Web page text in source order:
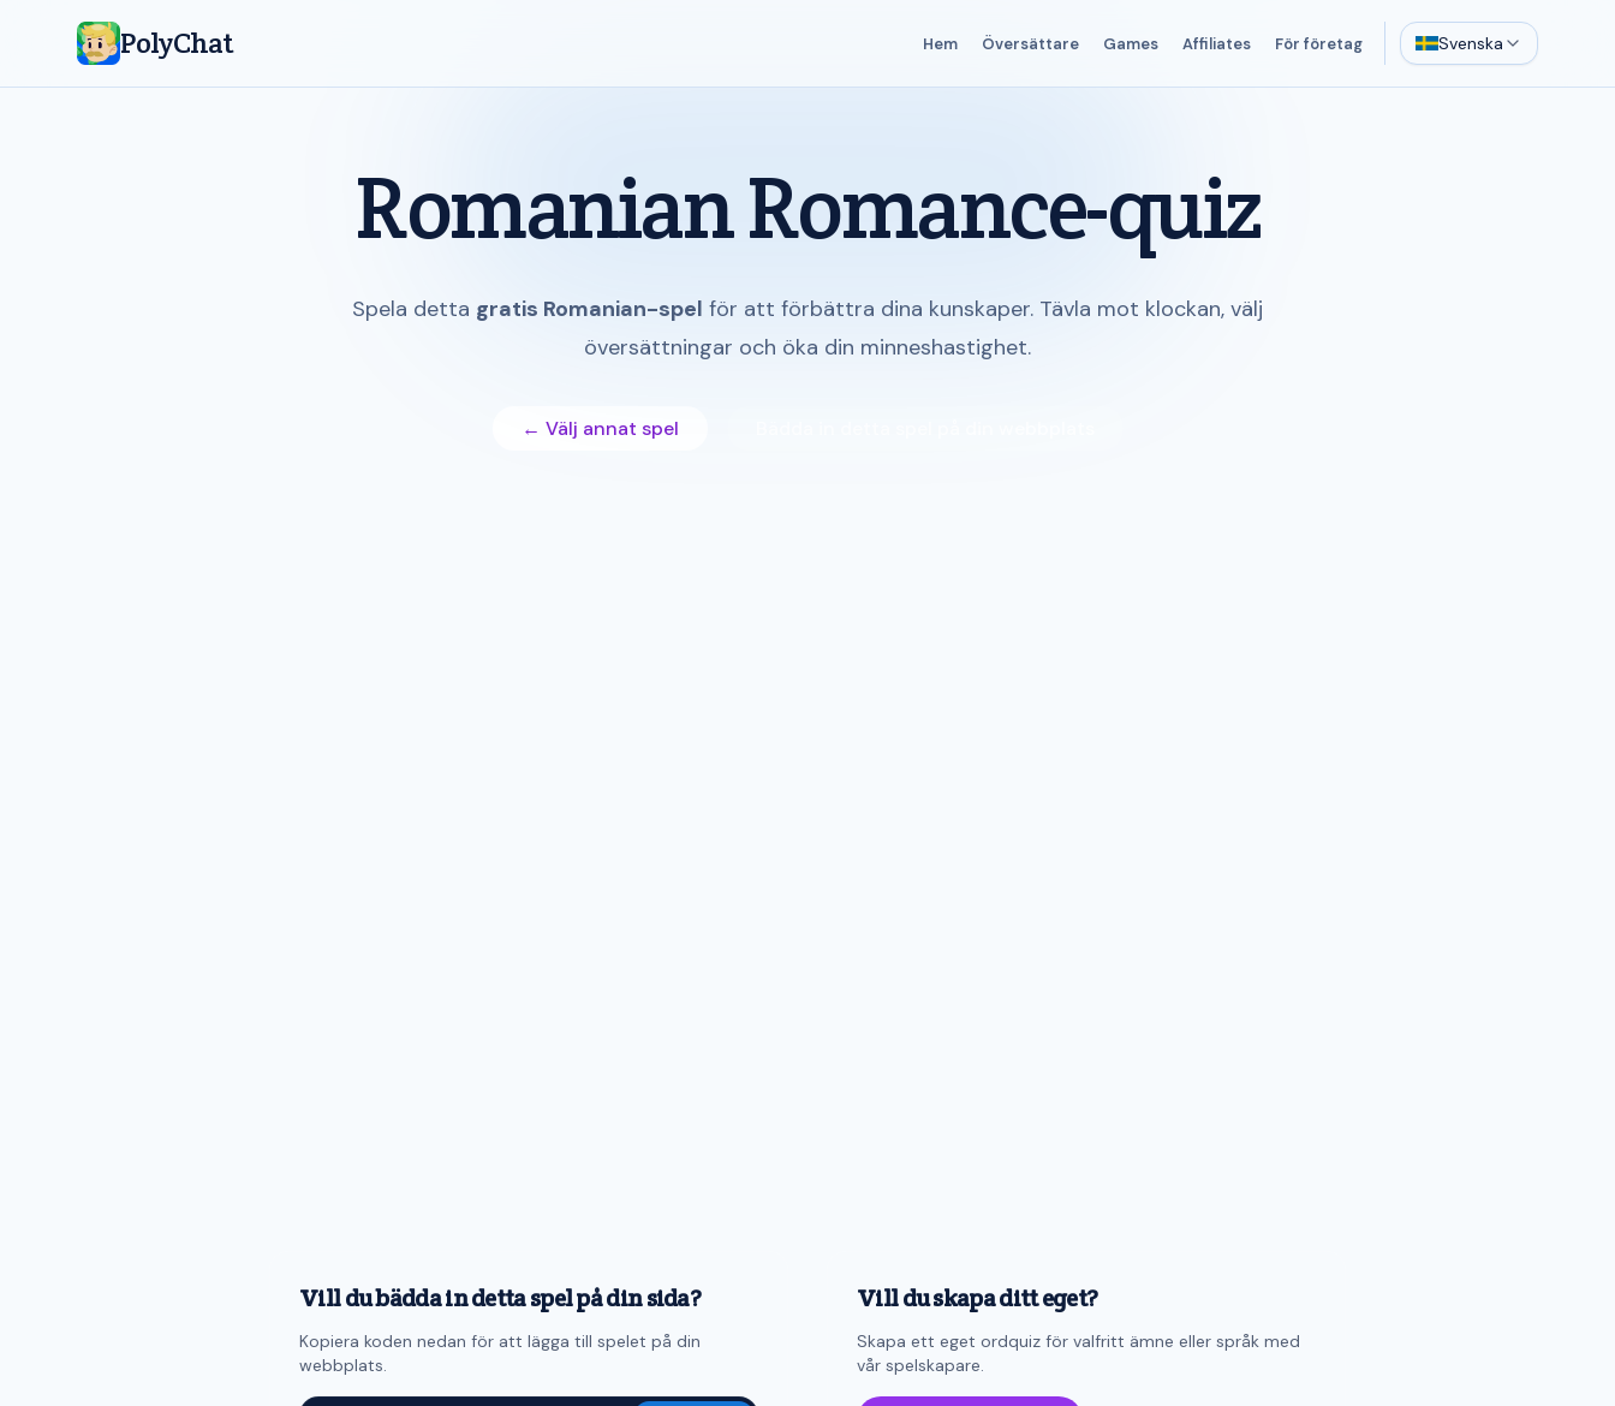
PolyChat Hem Översättare Games Affiliates För företag Svenska
Romanian Romance-quiz
Spela detta gratis Romanian-spel för att förbättra dina kunskaper. Tävla mot klockan, välj
översättningar och öka din minneshastighet.
← Välj annat spel
Vill du bädda in detta spel på din sida?
Kopiera koden nedan för att lägga till spelet på din
webbplats.
Vill du skapa ditt eget?
Skapa ett eget ordquiz för valfritt ämne eller språk med
vår spelskapare.